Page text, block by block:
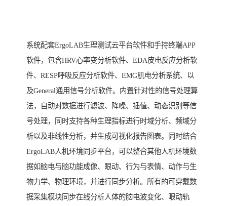
系统配套ErgoLAB生理测试云平台软件和手持终端APP
软件，包含HRV心率变分析软件、EDA皮电反应分析软
件、RESP呼吸反应分析软件、EMG肌电分析系统、以
及General通用信号分析软件。内置针对性的信号处理算
法，自动对数据进行滤波、降噪、插值、动态识别等信
号处理，同时支持各种生理指标进行时域分析、频域分
析以及非线性分析，并生成可视化报告图表。同时结合
ErgoLAB人机环境同步平台，可以整合其他人机环境数
据如脑电与脑功能成像、眼动、行为与表情、动作与生
物力学、物理环境，并进行同步分析。所有的可穿戴数
据采集模块同步在线分析人体的脑电波变化、眼动轨